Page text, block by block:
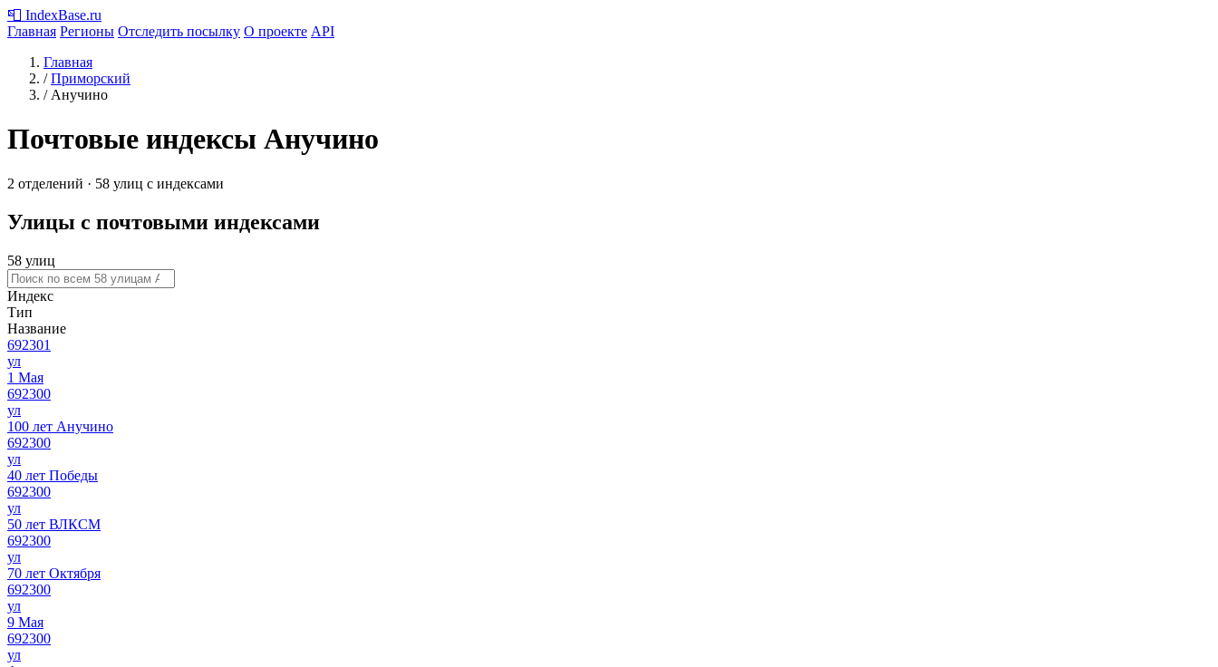
📮 IndexBase.ru
Главная Регионы Отследить посылку О проекте API
Главная
/ Приморский
/ Анучино
Почтовые индексы Анучино
2 отделений · 58 улиц с индексами
Улицы с почтовыми индексами
58 улиц
Индекс
Тип
Название
692301
ул
1 Мая
692300
ул
100 лет Анучино
692300
ул
40 лет Победы
692300
ул
50 лет ВЛКСМ
692300
ул
70 лет Октября
692300
ул
9 Мая
692300
ул